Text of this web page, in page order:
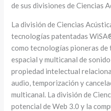
de sus divisiones de Ciencias
La división de Ciencias
tecnologías patentadas
como tecnologías pioneras de
espacial y multicanal de
propiedad intelectual
audio, temporización y
multicanal. La división de
potencial de Web 3.0 y la